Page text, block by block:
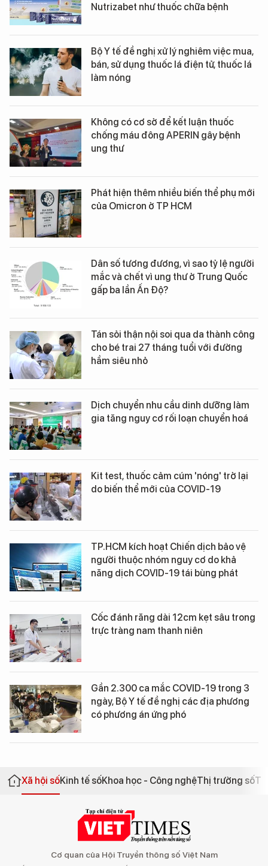
Nutrizabet như thuốc chữa bệnh
Bộ Y tế đề nghị xử lý nghiêm việc mua,
bán, sử dụng thuốc lá điện tử, thuốc lá
làm nóng
Không có cơ sở để kết luận thuốc
chống máu đông APERIN gây bệnh
ung thư
Phát hiện thêm nhiều biến thể phụ mới
của Omicron ở TP HCM
Dân số tương đương, vì sao tỷ lệ người
mắc và chết vì ung thư ở Trung Quốc
gấp ba lần Ấn Độ?
Tán sỏi thận nội soi qua da thành công
cho bé trai 27 tháng tuổi với đường
hầm siêu nhỏ
Dịch chuyển nhu cầu dinh dưỡng làm
gia tăng nguy cơ rối loạn chuyển hoá
Kit test, thuốc cảm cúm 'nóng' trở lại
do biến thể mới của COVID-19
TP.HCM kích hoạt Chiến dịch bảo vệ
người thuộc nhóm nguy cơ do khả
năng dịch COVID-19 tái bùng phát
Cốc đánh răng dài 12cm kẹt sâu trong
trực tràng nam thanh niên
Gần 2.300 ca mắc COVID-19 trong 3
ngày, Bộ Y tế đề nghị các địa phương
có phương án ứng phó
Xã hội sốKinh tế sốKhoa học - Công nghệThị trường số
Cơ quan của Hội Truyền thông số Việt Nam